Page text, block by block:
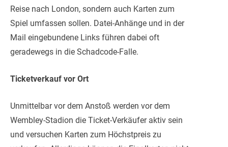
Reise nach London, sondern auch Karten zum
Spiel umfassen sollen. Datei-Anhänge und in der
Mail eingebundene Links führen dabei oft
geradewegs in die Schadcode-Falle.
Ticketverkauf vor Ort
Unmittelbar vor dem Anstoß werden vor dem
Wembley-Stadion die Ticket-Verkäufer aktiv sein
und versuchen Karten zum Höchstpreis zu